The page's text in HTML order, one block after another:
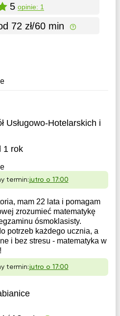
5 opinie: 1
72 zł/60 min
Usługowo-Hotelarskich i
1 rok
termin:jutro o 17:00
mam 22 lata i pomagam
zrozumieć matematykę
ósmoklasisty.
potrzeb każdego ucznia, a
i bez stresu - matematyka w
termin:jutro o 17:00